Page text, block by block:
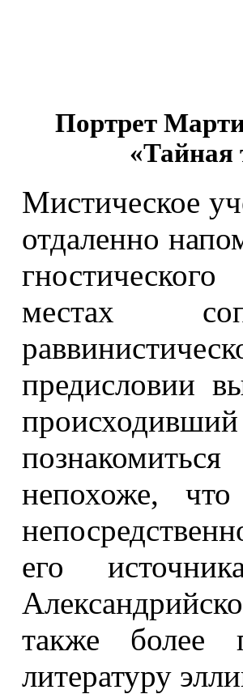
Портрет
«Тайная
Мистическое
отдаленно
местах
предисловии
непохоже,
его
также более
литературу